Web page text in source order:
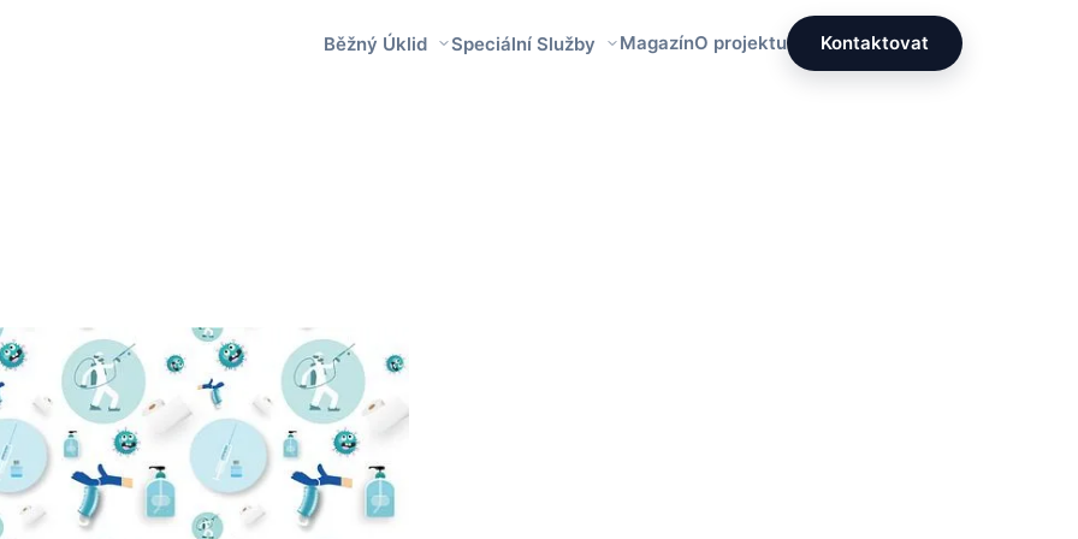
Běžný Úklid Speciální Služby MagazínO projektu Kontaktovat